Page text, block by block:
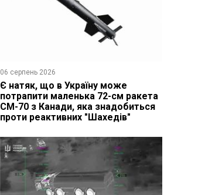
06 серпень 2026
Є натяк, що в Україну може
потрапити маленька 72-см ракета
CM-70 з Канади, яка знадобиться
проти реактивних "Шахедів"